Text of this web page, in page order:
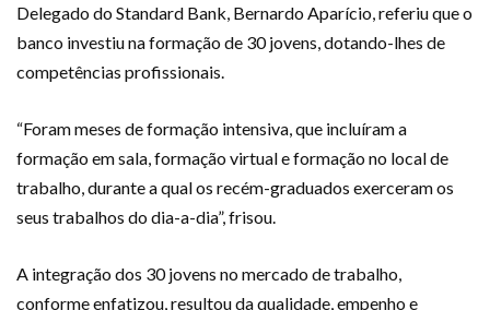
Delegado do Standard Bank, Bernardo Aparício, referiu que o
banco investiu na formação de 30 jovens, dotando-lhes de
competências profissionais.
“Foram meses de formação intensiva, que incluíram a
formação em sala, formação virtual e formação no local de
trabalho, durante a qual os recém-graduados exerceram os
seus trabalhos do dia-a-dia”, frisou.
A integração dos 30 jovens no mercado de trabalho,
conforme enfatizou, resultou da qualidade, empenho e